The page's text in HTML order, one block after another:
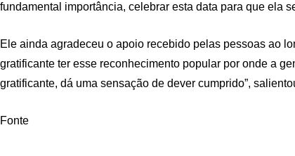
fundamental importância, celebrar esta data para que ela
Ele ainda agradeceu o apoio recebido pelas pessoas ao
gratificante ter esse reconhecimento popular por onde a
gratificante, dá uma sensação de dever cumprido”,
Fonte